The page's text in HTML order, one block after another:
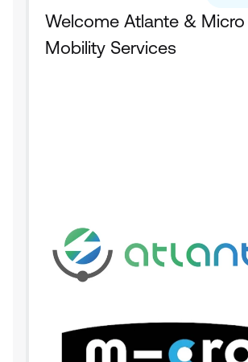
Welcome Atlante & Micro
Mobility Services